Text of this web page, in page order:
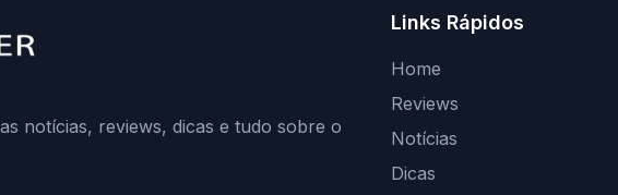
do
não
Shankar ganhou fama por adaptar jogos
marcante.Estilo e impactoShankar
ágil e visual ousado. Essa abordagem…
notícias, reviews, dicas e tudo sobre o
Links Rápidos
Home
Reviews
Notícias
Dicas